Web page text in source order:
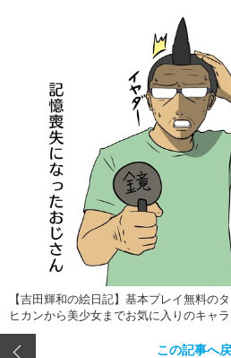
【吉田輝和の絵日記】基本プレイ無料の
ヒカンから美少女までお気に入りのキャ
この記事へ